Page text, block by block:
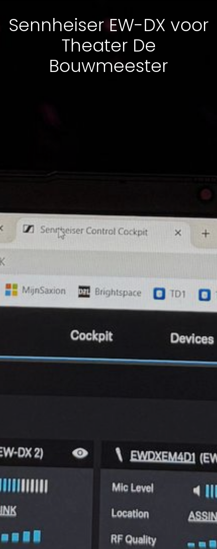
Sennheiser EW-DX voor
Theater De
Bouwmeester